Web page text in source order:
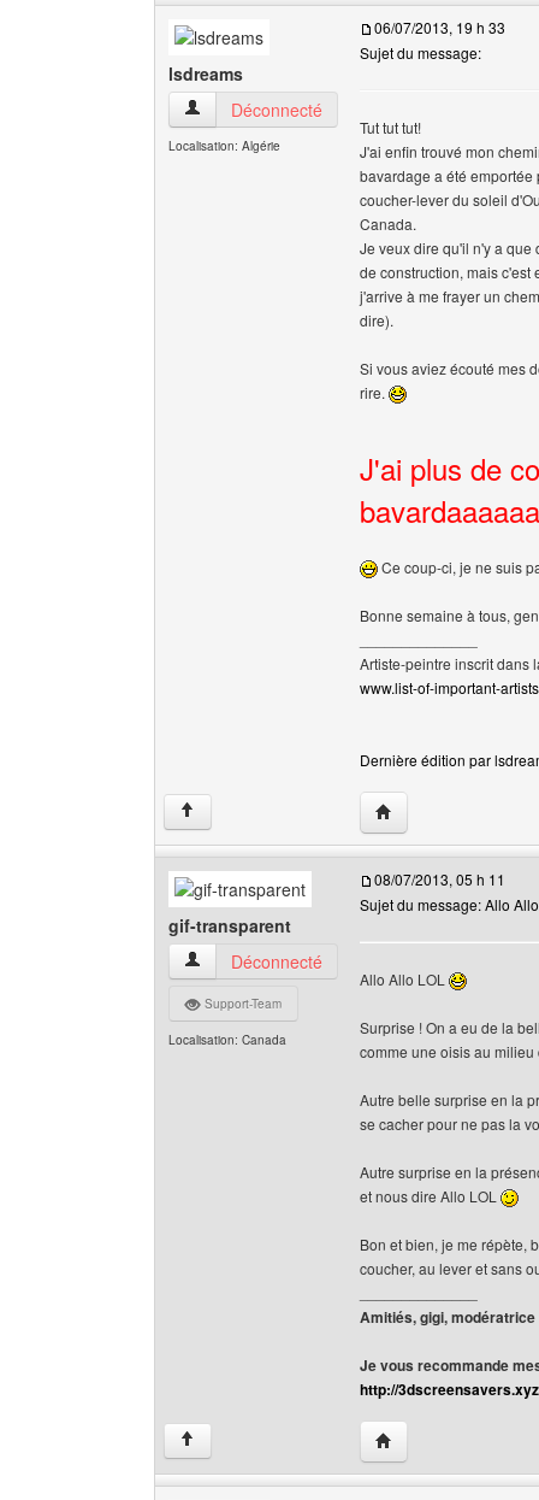
lsdreams
lsdreams Voir le profil de l'utilisateur
Déconnecté
Localisation: Algérie
06/07/2013, 19 h 33
Sujet du message:
Tut tut tut!
J'ai enfin trouvé mon
bavardage a été
coucher-lever du soleil
Canada.
Je veux dire qu'il n'y a que
de construction, mais
j'arrive à me frayer un
dire).
Si vous aviez écouté mes
rire.
J'ai plus de
Ce coup-ci, je ne suis
Bonne semaine à tous,
Artiste-peintre inscrit dans
www.list-of-important-
Dernière édition par
↑ Visiter le site web
gif-transparent
gif-transparent Voir le profil de l'utilisateur
Déconnecté
Support-Team
Localisation: Canada
08/07/2013, 05 h 11
Sujet du message: Allo
Allo Allo LOL
Surprise ! On a eu de la
comme une oisis au
Autre belle surprise en la
se cacher pour ne pas la
Autre surprise en la
et nous dire Allo LOL
Bon et bien, je me répète,
coucher, au lever et sans
Amitiés, gigi, modératrice
Je vous recommande
http://3dscreensavers.xyz
↑ Visiter le site web